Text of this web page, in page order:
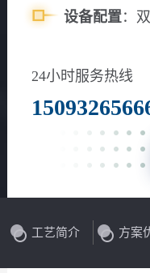
设备配置：
24小时服务热线
工艺简介 方案